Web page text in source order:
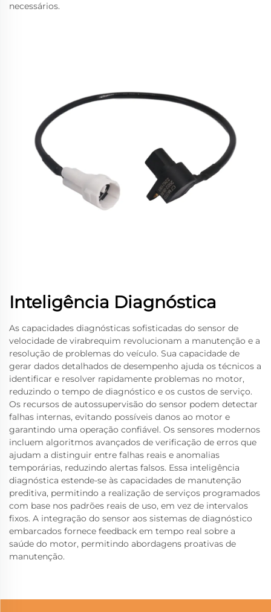
necessários.
Inteligência Diagnóstica
As capacidades diagnósticas sofisticadas do sensor de
velocidade de virabrequim revolucionam a manutenção e a
resolução de problemas do veículo. Sua capacidade de
gerar dados detalhados de desempenho ajuda os técnicos a
identificar e resolver rapidamente problemas no motor,
reduzindo o tempo de diagnóstico e os custos de serviço.
Os recursos de autossupervisão do sensor podem detectar
falhas internas, evitando possíveis danos ao motor e
garantindo uma operação confiável. Os sensores modernos
incluem algoritmos avançados de verificação de erros que
ajudam a distinguir entre falhas reais e anomalias
temporárias, reduzindo alertas falsos. Essa inteligência
diagnóstica estende-se às capacidades de manutenção
preditiva, permitindo a realização de serviços programados
com base nos padrões reais de uso, em vez de intervalos
fixos. A integração do sensor aos sistemas de diagnóstico
embarcados fornece feedback em tempo real sobre a
saúde do motor, permitindo abordagens proativas de
manutenção.